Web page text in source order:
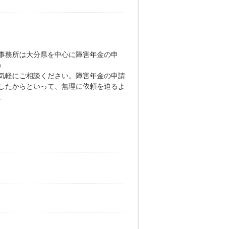
務所は大分県を中心に障害年金の申
軽にご相談ください。障害年金の申請
たからといって、無理に依頼を迫るよ